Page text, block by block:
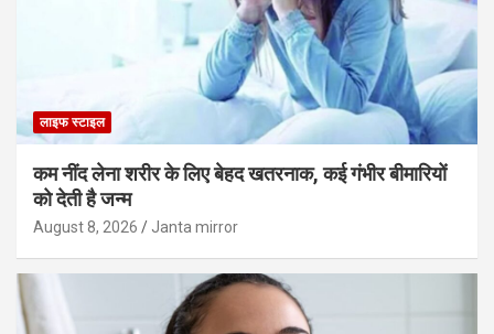
लाइफ स्टाइल
कम नींद लेना शरीर के लिए बेहद खतरनाक, कई गंभीर बीमारियों
को देती है जन्म
August 8, 2026 Janta mirror